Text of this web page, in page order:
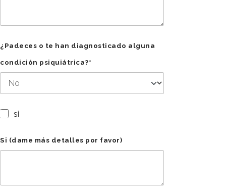
¿Padeces o te han diagnosticado alguna
condición psiquiátrica?*
si
Si (dame más detalles por favor)